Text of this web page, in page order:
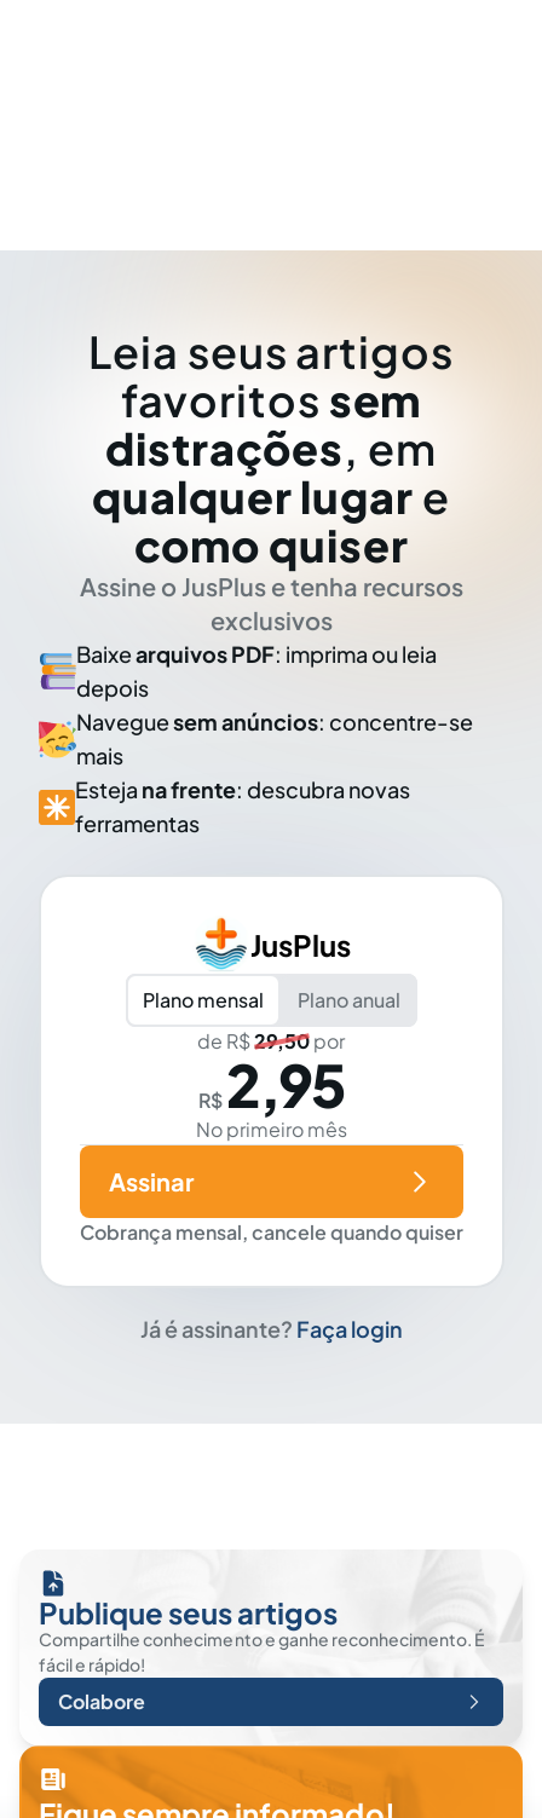
Leia seus artigos
favoritos sem
distrações, em
qualquer lugar e
como quiser
Assine o JusPlus e tenha recursos
exclusivos
Baixearquivos PDF: imprima ou leia
depois
Naveguesem anúncios: concentre-se
mais
Esteja na frente: descubra novas
ferramentas
JusPlus
Plano mensal
Plano anual
de R$29,50por
R$ 2,95
No primeiro mês
Cobrança mensal, cancele quando quiser
Assinar
Já é assinante? Faça login
Publique seus artigos
Compartilhe conhecimento e ganhe reconhecimento. É
fácil e rápido!
Colabore